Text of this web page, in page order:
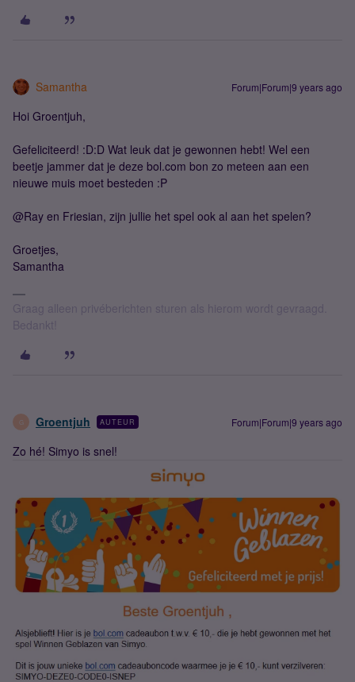
Samantha Forum|Forum|9 years ago
Hoi Groentjuh,
Gefeliciteerd! :D:D Wat leuk dat je gewonnen hebt! Wel een
beetje jammer dat je deze bol.com bon zo meteen aan een
nieuwe muis moet besteden :P
@Ray en Friesian, zijn jullie het spel ook al aan het spelen?
Groetjes,
Samantha
Graag alleen privéberichten sturen als hierom wordt gevraagd.
Bedankt!
G Groentjuh AUTEUR Forum|Forum|9 years ago
Zo hé! Simyo is snel!